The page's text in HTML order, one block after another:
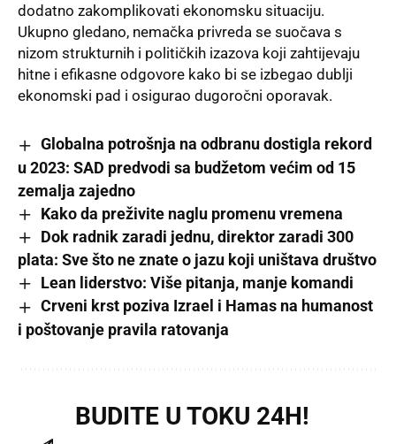
dodatno zakomplikovati ekonomsku situaciju.
Ukupno gledano, nemačka privreda se suočava s
nizom strukturnih i političkih izazova koji zahtijevaju
hitne i efikasne odgovore kako bi se izbegao dublji
ekonomski pad i osigurao dugoročni oporavak.
Globalna potrošnja na odbranu dostigla rekord
u 2023: SAD predvodi sa budžetom većim od 15
zemalja zajedno
Kako da preživite naglu promenu vremena
Dok radnik zaradi jednu, direktor zaradi 300
plata: Sve što ne znate o jazu koji uništava društvo
Lean liderstvo: Više pitanja, manje komandi
Crveni krst poziva Izrael i Hamas na humanost
i poštovanje pravila ratovanja
BUDITE U TOKU 24H!